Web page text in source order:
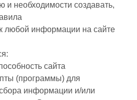
и необходимости создавать,
любой информации на сайте
сайта
(программы) для
информации и/или